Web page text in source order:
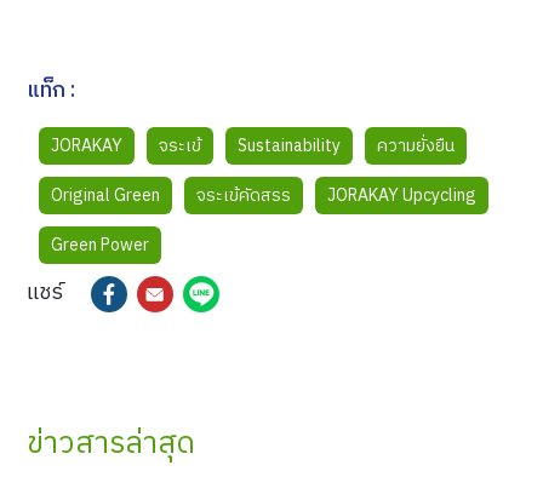
แท็ก :
JORAKAY จระเข้ Sustainability
ความยั่งยืน
Original Green
จระเข้คัดสรร
JORAKAY Upcycling
Green Power
แชร์
ข่าวสารล่าสุด